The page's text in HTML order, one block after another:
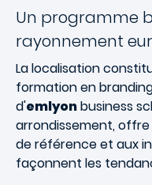
Un programme
rayonnement
La localisation
formation en
d'emlyonbusiness
arrondissement,
de référence et aux
façonnent les